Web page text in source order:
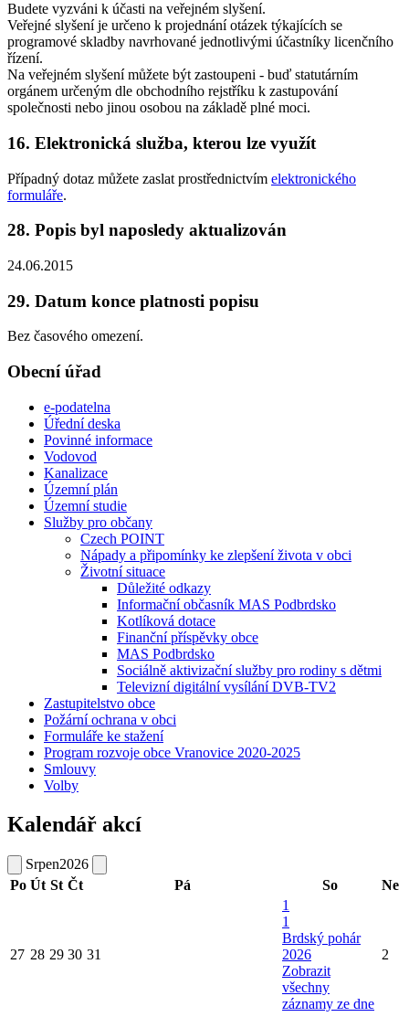
Budete vyzváni k účasti na veřejném slyšení.
Veřejné slyšení je určeno k projednání otázek týkajících se
programové skladby navrhované jednotlivými účastníky licenčního
řízení.
Na veřejném slyšení můžete být zastoupeni - buď statutárním
orgánem určeným dle obchodního rejstříku k zastupování
společnosti nebo jinou osobou na základě plné moci.
16. Elektronická služba, kterou lze využít
Případný dotaz můžete zaslat prostřednictvím elektronického
formuláře.
28. Popis byl naposledy aktualizován
24.06.2015
29. Datum konce platnosti popisu
Bez časového omezení.
Obecní úřad
e-podatelna
Úřední deska
Povinné informace
Vodovod
Kanalizace
Územní plán
Územní studie
Služby pro občany
Czech POINT
Nápady a připomínky ke zlepšení života v obci
Životní situace
Důležité odkazy
Informační občasník MAS Podbrdsko
Kotlíková dotace
Finanční příspěvky obce
MAS Podbrdsko
Sociálně aktivizační služby pro rodiny s dětmi
Televizní digitální vysílání DVB-TV2
Zastupitelstvo obce
Požární ochrana v obci
Formuláře ke stažení
Program rozvoje obce Vranovice 2020-2025
Smlouvy
Volby
Kalendář akcí
Srpen2026
Po Út St Čt Pá So Ne
27 28 29 30 31
1
1
Brdský pohár
2026
Zobrazit
všechny
záznamy ze dne
2